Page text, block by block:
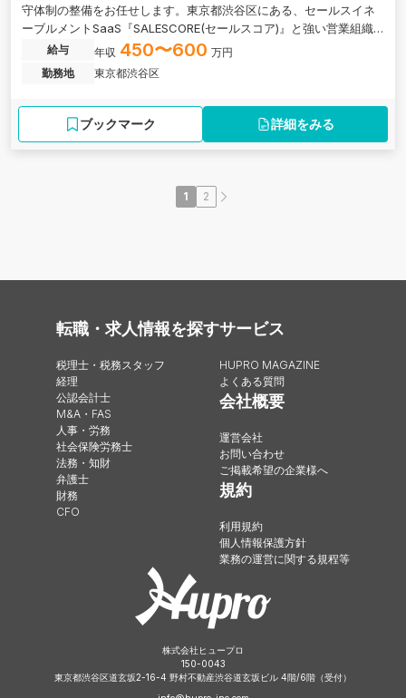
守体制の整備をお任せします。東京都渋谷区にある、セールスイネ
ーブルメントSaaS『SALESCORE(セールスコア)』と強い営業組織
の構築支援に特化したコンサルティング事業を展開！
給与 年収 450〜600 万円
勤務地
東京都渋谷区
ブックマーク 詳細をみる
1 2
転職・求人情報を探す
税理士・税務スタッフ
経理
公認会計士
M&A・FAS
人事・労務
社会保険労務士
法務・知財
弁護士
財務
CFO
サービス
HUPRO MAGAZINE
よくある質問
会社概要
運営会社
お問い合わせ
ご掲載希望の企業様へ
規約
利用規約
個人情報保護方針
業務の運営に関する規程等
株式会社ヒュープロ
150-0043
東京都渋谷区道玄坂2-16-4 野村不動産渋谷道玄坂ビル 4階/6階（受付）